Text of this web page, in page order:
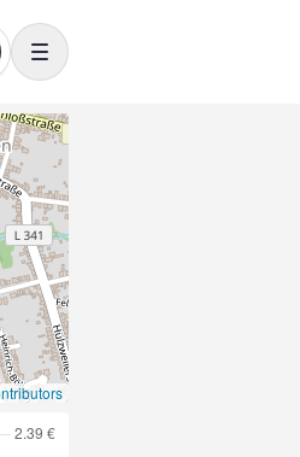
Toggle navigation